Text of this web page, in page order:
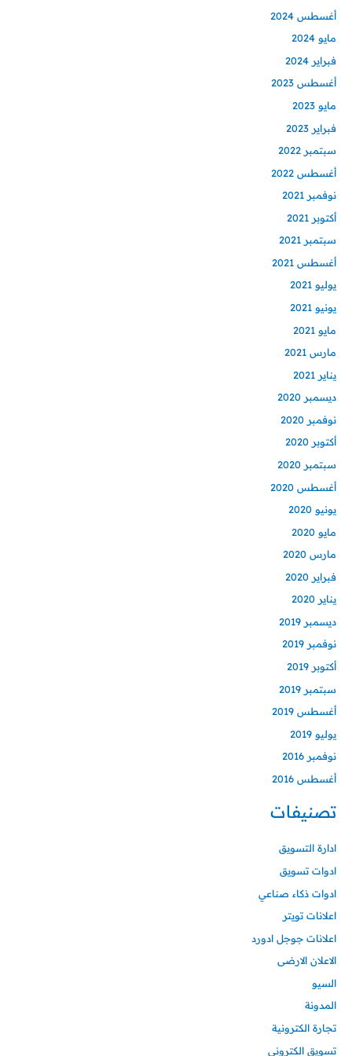
أغسطس 2024
مايو 2024
فبراير 2024
أغسطس 2023
مايو 2023
فبراير 2023
سبتمبر 2022
أغسطس 2022
نوفمبر 2021
أكتوبر 2021
سبتمبر 2021
أغسطس 2021
يوليو 2021
يونيو 2021
مايو 2021
مارس 2021
يناير 2021
ديسمبر 2020
نوفمبر 2020
أكتوبر 2020
سبتمبر 2020
أغسطس 2020
يونيو 2020
مايو 2020
مارس 2020
فبراير 2020
يناير 2020
ديسمبر 2019
نوفمبر 2019
أكتوبر 2019
سبتمبر 2019
أغسطس 2019
يوليو 2019
نوفمبر 2016
أغسطس 2016
تصنيفات
ادارة التسويق
ادوات تسويق
ادوات ذكاء صناعي
اعلانات تويتر
اعلانات جوجل ادورد
الاعلان الارضى
السيو
المدونة
تجارة الكترونية
تسويق الكتروني